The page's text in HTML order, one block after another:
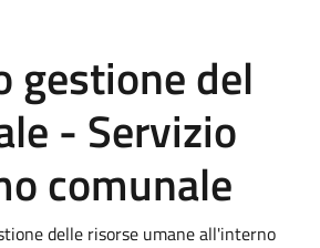
gestione del
- Servizio
comunale
delle risorse umane all'interno